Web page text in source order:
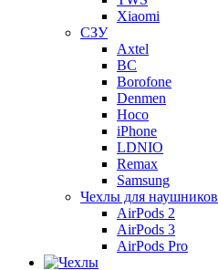
Xiaomi
СЗУ
Axtel
BC
Borofone
Denmen
Hoco
iPhone
LDNIO
Remax
Samsung
Чехлы для наушников
AirPods 2
AirPods 3
AirPods Pro